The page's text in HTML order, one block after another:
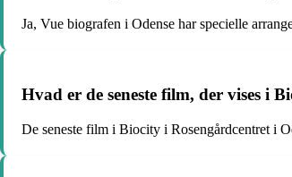
Ja, Vue biografen i Odense har specielle
Hvad er de seneste film, der vises i
De seneste film i Biocity i Rosengårdcentret i